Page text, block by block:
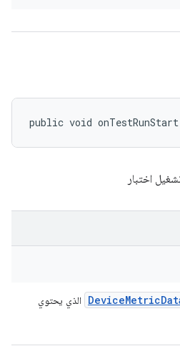
public void
اختبار
DeviceMetric
الذي يحتوي